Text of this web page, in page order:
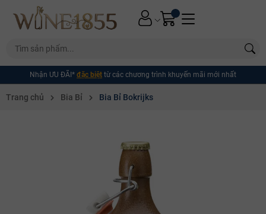
Nhận ƯU ĐÃI* đặc biệt từ các chương trình khuyến mãi mới nhất
Trang chủ Bia Bỉ Bia Bỉ Bokrijks